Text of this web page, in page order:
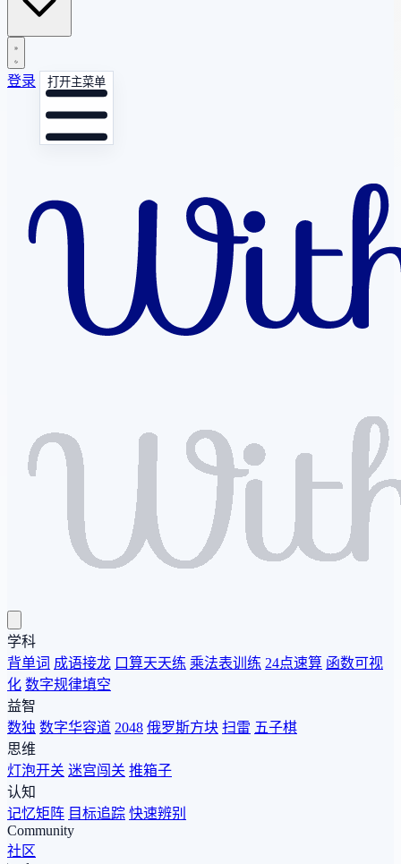
登录 打开主菜单
学科
背单词 成语接龙 口算天天练 乘法表训练 24点速算 函数可视
化 数字规律填空
益智
数独 数字华容道 2048 俄罗斯方块 扫雷 五子棋
思维
灯泡开关 迷宫闯关 推箱子
认知
记忆矩阵 目标追踪 快速辨别
Community
社区